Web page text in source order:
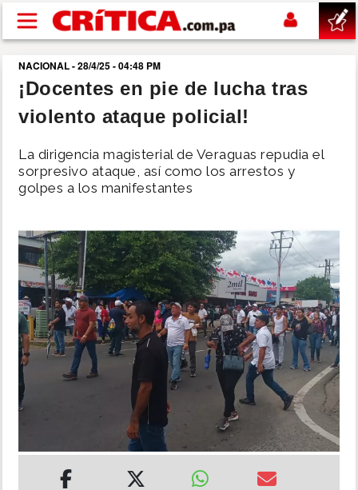
Pasar al contenido principal
buscar
SUCESOS
NACIONAL
SHOW
DEPORTES
MUNDO
INSÓLITAS
IMPRESO
NACIONAL - 28/4/25 - 04:48 PM
¡Docentes en pie de lucha tras
violento ataque policial!
La dirigencia magisterial de Veraguas repudia el
sorpresivo ataque, así como los arrestos y
golpes a los manifestantes